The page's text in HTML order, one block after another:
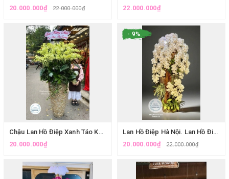
20.000.000₫
22.000.000₫
22.000.000₫
Chậu Lan Hồ Điệp Xanh Táo Khổng Lồ Mừng Tân Gia Ở HÀ NỘI
20.000.000₫
- 9%
Lan Hồ Điệp Hà Nội. Lan Hồ Điệp Trắng Ghép Lũa Cao Cấp Tại Cầu Giấy| Eliseflowers- Dịch Vụ Điện Hoa, Lan Hồ Điệp Uy Tín Tại Hà Nội
20.000.000₫
22.000.000₫